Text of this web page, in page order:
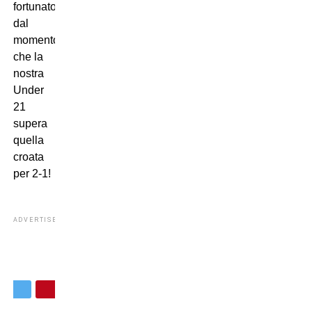
fortunato,
dal
momento
che la
nostra
Under
21
supera
quella
croata
per 2-1!
ADVERTISEMENT